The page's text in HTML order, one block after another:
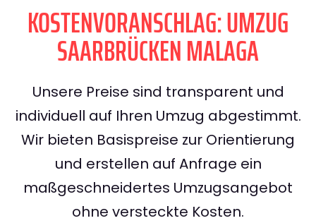
KOSTENVORANSCHLAG: UMZUG
SAARBRÜCKEN MALAGA
Unsere Preise sind transparent und
individuell auf Ihren Umzug abgestimmt.
Wir bieten Basispreise zur Orientierung
und erstellen auf Anfrage ein
maßgeschneidertes Umzugsangebot
ohne versteckte Kosten.